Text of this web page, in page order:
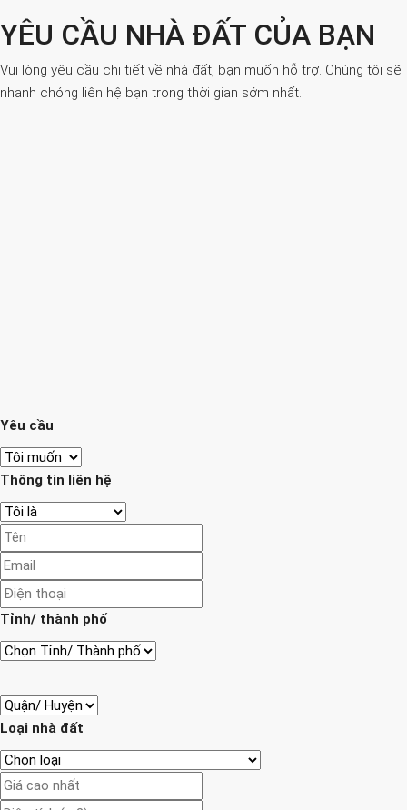
YÊU CẦU NHÀ ĐẤT CỦA BẠN
Vui lòng yêu cầu chi tiết về nhà đất, bạn muốn hỗ trợ. Chúng tôi sẽ
nhanh chóng liên hệ bạn trong thời gian sớm nhất.
Yêu cầu
Thông tin liên hệ
Tỉnh/ thành phố
Loại nhà đất